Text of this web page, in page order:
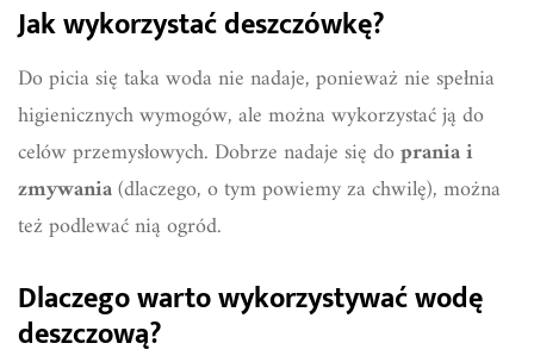
Jak wykorzystać deszczówkę?
Do picia się taka woda nie nadaje, ponieważ nie spełnia
higienicznych wymogów, ale można wykorzystać ją do
celów przemysłowych. Dobrze nadaje się doprania i
zmywania(dlaczego, o tym powiemy za chwilę), można
też podlewać nią ogród.
Dlaczego warto wykorzystywać wodę
deszczową?